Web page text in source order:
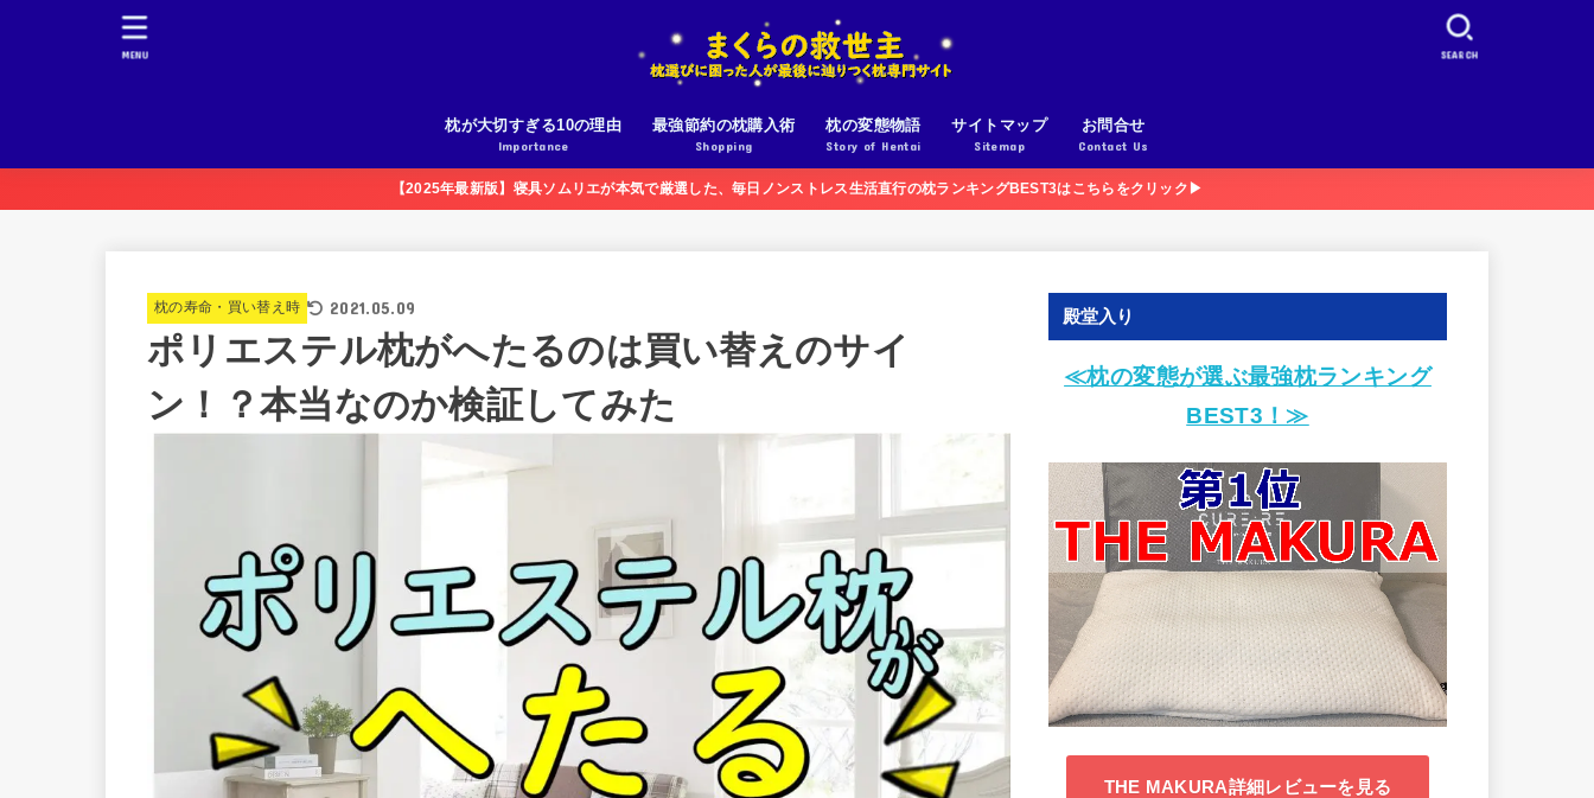
枕が大切すぎる10の理由
Importance
最強節約の枕購入術
Shopping
枕の変態物語
Story of Hentai
サイトマップ
Sitemap
お問合せ
Contact Us
SEARCH
MENU
【2025年最新版】寝具ソムリエが本気で厳選した、毎日ノンストレス生活直行の枕ランキングBEST3はこちらをクリック▶
枕の寿命・買い替え時 2021.05.09
ポリエステル枕がへたるのは買い替えのサイ
ン！？本当なのか検証してみた
殿堂入り
≪枕の変態が選ぶ最強枕ランキング
BEST3！≫
THE MAKURA詳細レビューを見る